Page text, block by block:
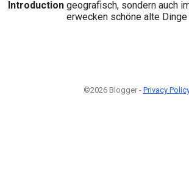
Introduction geografisch, sondern auch
erwecken schöne alte
©2026 Blogger - Privacy